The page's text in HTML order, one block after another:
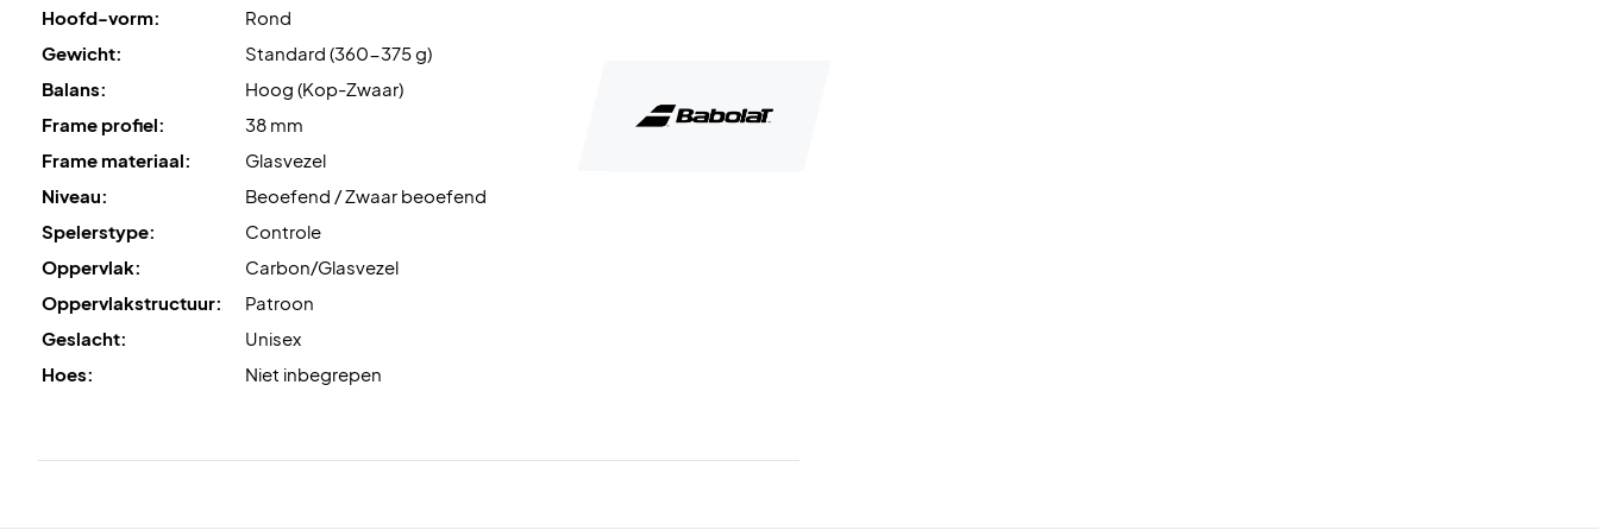
Hoofd-vorm:
Rond
Gewicht:
Standard (360-375 g)
Balans:
Hoog (Kop-Zwaar)
Frame profiel:
38 mm
Frame materiaal:
Glasvezel
Niveau:
Beoefend / Zwaar beoefend
Spelerstype:
Controle
Oppervlak:
Carbon/Glasvezel
Oppervlakstructuur:
Patroon
Geslacht:
Unisex
Hoes:
Niet inbegrepen